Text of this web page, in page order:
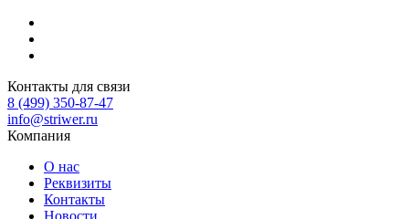
Контакты для связи
8 (499) 350-87-47
info@striwer.ru
Компания
О нас
Реквизиты
Контакты
Новости